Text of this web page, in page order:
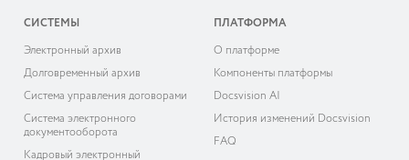
СИСТЕМЫ
Электронный архив
Долговременный архив
Система управления договорами
Система электронного
документооборота
Кадровый электронный
ПЛАТФОРМА
О платформе
Компоненты платформы
Docsvision AI
История изменений Docsvision
FAQ